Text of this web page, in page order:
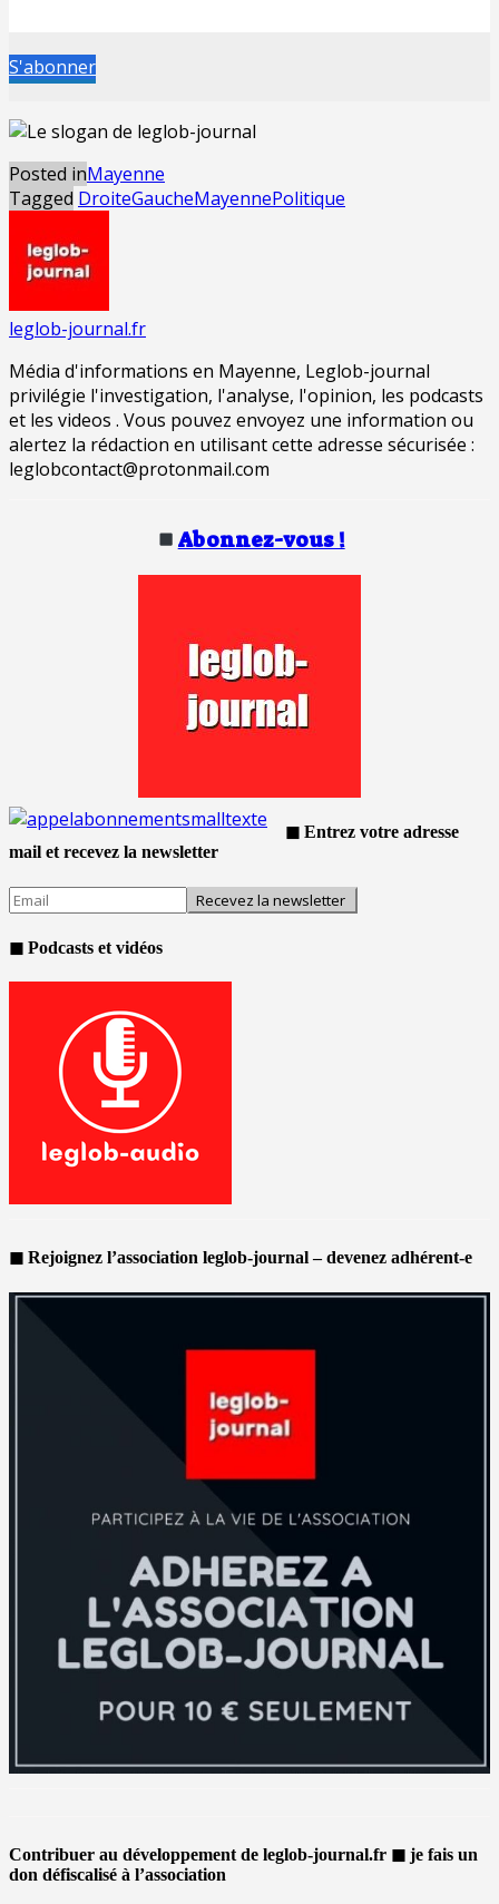
S'abonner
Posted inMayenne
Tagged DroiteGaucheMayennePolitique
leglob-journal.fr
Média d'informations en Mayenne, Leglob-journal
privilégie l'investigation, l'analyse, l'opinion, les podcasts
et les videos . Vous pouvez envoyez une information ou
alertez la rédaction en utilisant cette adresse sécurisée :
leglobcontact@protonmail.com
Abonnez-vous !
◼ Entrez votre adresse
mail et recevez la newsletter
◼ Podcasts et vidéos
◼ Rejoignez l’association leglob-journal – devenez adhérent-e
Contribuer au développement de leglob-journal.fr ◼ je fais un
don défiscalisé à l’association